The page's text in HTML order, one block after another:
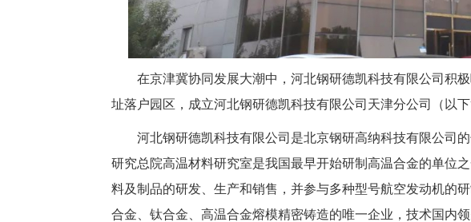
在京津冀协同发展大潮中，河北钢研德凯科技有限公司积
址落户园区，成立河北钢研德凯科技有限公司天津分公司（以下
河北钢研德凯科技有限公司是北京钢研高纳科技有限公司
研究总院高温材料研究室是我国最早开始研制高温合金的单位
料及制品的研发、生产和销售，并参与多种型号航空发动机的
合金、钛合金、高温合金熔模精密铸造的唯一企业，技术国内